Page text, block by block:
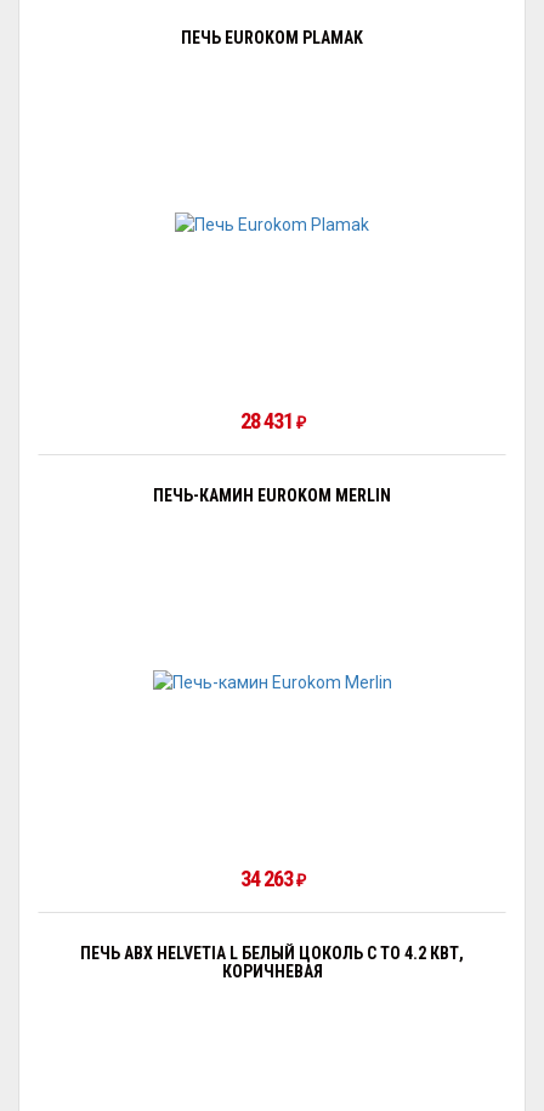
ПЕЧЬ EUROKOM PLAMAK
28 431 ₽
ПЕЧЬ-КАМИН EUROKOM MERLIN
34 263₽
ПЕЧЬ ABX HELVETIA L БЕЛЫЙ ЦОКОЛЬ С ТО 4.2 КВТ,
КОРИЧНЕВАЯ